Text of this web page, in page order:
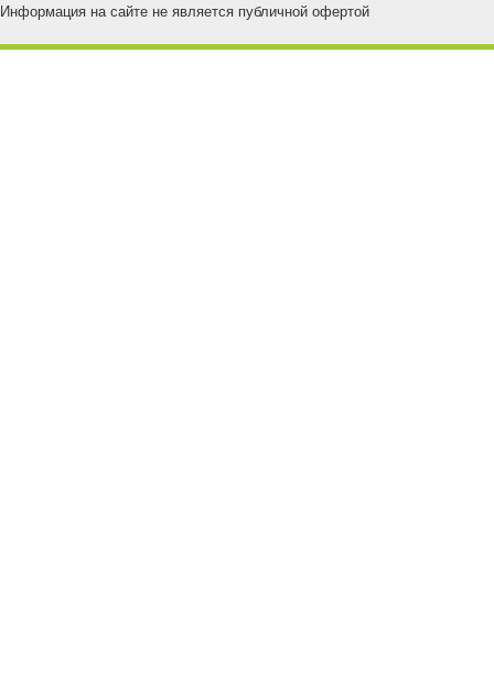
Информация на сайте не является публичной офертой